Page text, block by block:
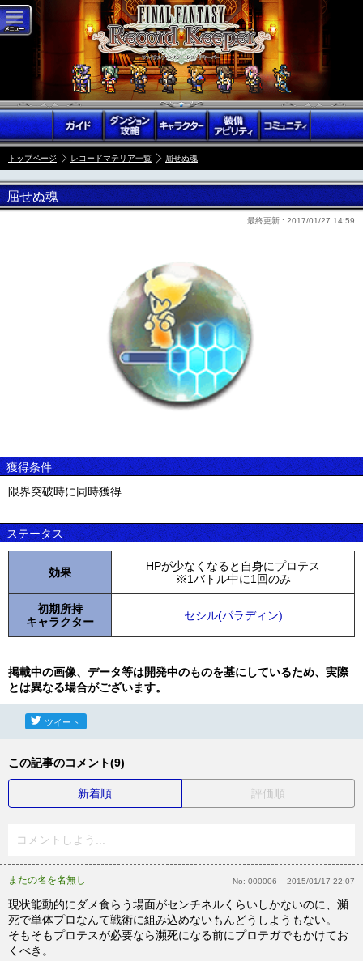
トップページ レコードマテリア一覧 屈せぬ魂
屈せぬ魂
最終更新 : 2017/01/27 14:59
獲得条件
限界突破時に同時獲得
ステータス
効果
HPが少なくなると自身にプロテス
※1バトル中に1回のみ
初期所持
キャラクター
セシル(パラディン)
掲載中の画像、データ等は開発中のものを基にしているため、実際
とは異なる場合がございます。
ツイート
この記事のコメント(9)
新着順 評価順
コメントしよう...
またの名を名無し No: 000006 2015/01/17 22:07
現状能動的にダメ食らう場面がセンチネルくらいしかないのに、瀕
死で単体プロなんて戦術に組み込めないもんどうしようもない。
そもそもプロテスが必要なら瀕死になる前にプロテガでもかけてお
くべき。